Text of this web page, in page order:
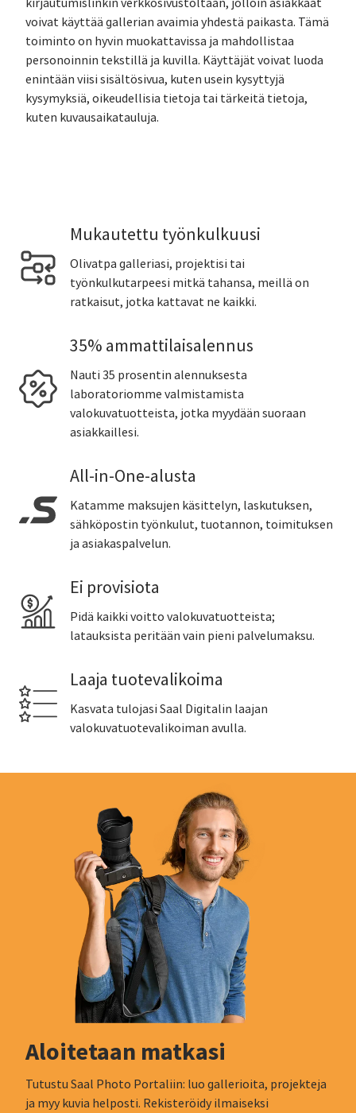
kirjautumislinkin verkkosivustoltaan, jolloin asiakkaat
voivat käyttää gallerian avaimia yhdestä paikasta. Tämä
toiminto on hyvin muokattavissa ja mahdollistaa
personoinnin tekstillä ja kuvilla. Käyttäjät voivat luoda
enintään viisi sisältösivua, kuten usein kysyttyjä
kysymyksiä, oikeudellisia tietoja tai tärkeitä tietoja,
kuten kuvausaikatauluja.
Mukautettu työnkulkuusi
Olivatpa galleriasi, projektisi tai
työnkulkutarpeesi mitkä tahansa, meillä on
ratkaisut, jotka kattavat ne kaikki.
35% ammattilaisalennus
Nauti 35 prosentin alennuksesta
laboratoriomme valmistamista
valokuvatuotteista, jotka myydään suoraan
asiakkaillesi.
All-in-One-alusta
Katamme maksujen käsittelyn, laskutuksen,
sähköpostin työnkulut, tuotannon, toimituksen
ja asiakaspalvelun.
Ei provisiota
Pidä kaikki voitto valokuvatuotteista;
latauksista peritään vain pieni palvelumaksu.
Laaja tuotevalikoima
Kasvata tulojasi Saal Digitalin laajan
valokuvatuotevalikoiman avulla.
Aloitetaan matkasi
Tutustu Saal Photo Portaliin: luo gallerioita, projekteja
ja myy kuvia helposti. Rekisteröidy ilmaiseksi